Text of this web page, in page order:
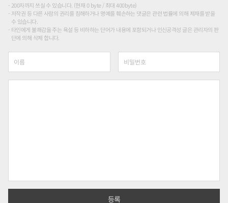
200자까지 쓰실 수 있습니다. (현재 0 byte / 최대 400byte)
저작권 등 다른 사람의 권리를 침해하거나 명예를 훼손하는 댓글은 관련 법률에 의해 제재를 받을
수 있습니다.
타인에게 불쾌감을 주는 욕설 등 비하하는 단어가 내용에 포함되거나 인신공격성 글은 관리자의 판
단에 의해 삭제 합니다.